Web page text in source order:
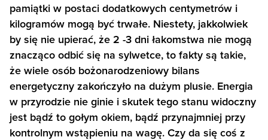
pamiątki w postaci dodatkowych centymetrów i
kilogramów mogą być trwałe. Niestety, jakkolwiek
by się nie upierać, że 2 -3 dni łakomstwa nie mogą
znacząco odbić się na sylwetce, to fakty są takie,
że wiele osób bożonarodzeniowy bilans
energetyczny zakończyło na dużym plusie. Energia
w przyrodzie nie ginie i skutek tego stanu widoczny
jest bądź to gołym okiem, bądź przynajmniej przy
kontrolnym wstąpieniu na wagę. Czy da się coś z